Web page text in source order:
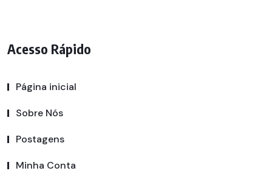
Acesso Rápido
Página inicial
Sobre Nós
Postagens
Minha Conta